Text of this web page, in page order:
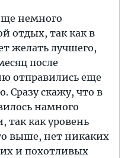
немного
отдых, так как в
желать лучшего,
после
отправились еще
Сразу скажу, что в
намного
так как уровень
выше, нет никаких
и похотливых